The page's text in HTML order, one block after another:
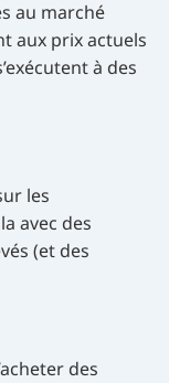
au marché
aux prix actuels
à des
les
avec des
(et des
des